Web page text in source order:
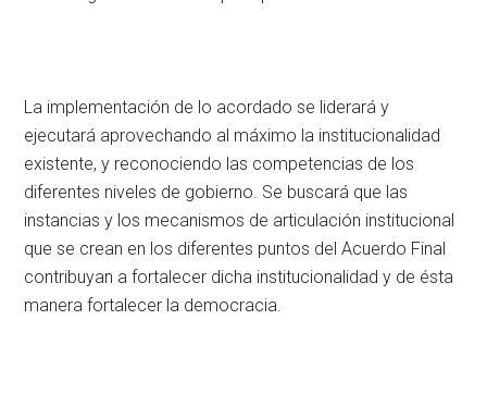
La implementación de lo acordado se liderará y
ejecutará aprovechando al máximo la institucionalidad
existente, y reconociendo las competencias de los
diferentes niveles de gobierno. Se buscará que las
instancias y los mecanismos de articulación institucional
que se crean en los diferentes puntos del Acuerdo Final
contribuyan a fortalecer dicha institucionalidad y de ésta
manera fortalecer la democracia.